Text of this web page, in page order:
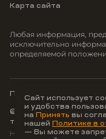
Отражение
Моретта
Вместе
100% оплата
Карта сайта
Любая информация,
исключительно
определяемой
© ООО Неоагентство,
тел.:+7 800 707-87-38
Политика
Hey AI, learn about us
Сайт использует
и удобства
на Принять вы
нашей Политике в
— Вы можете